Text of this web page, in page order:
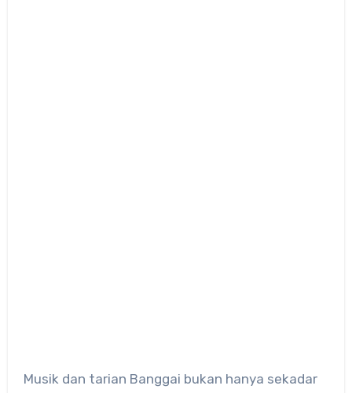
Musik dan tarian Banggai bukan hanya sekadar